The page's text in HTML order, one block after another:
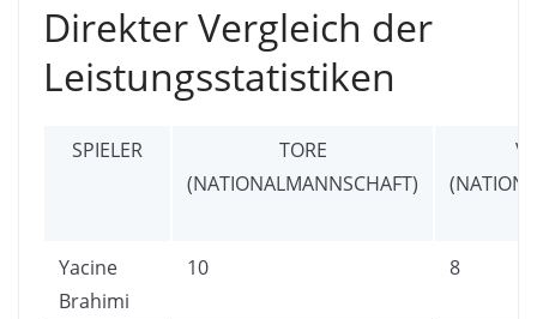
Direkter Vergleich der
Leistungsstatistiken
SPIELER
TORE
(NATIONALMANNSCHAFT)
Yacine
Brahimi
10 8